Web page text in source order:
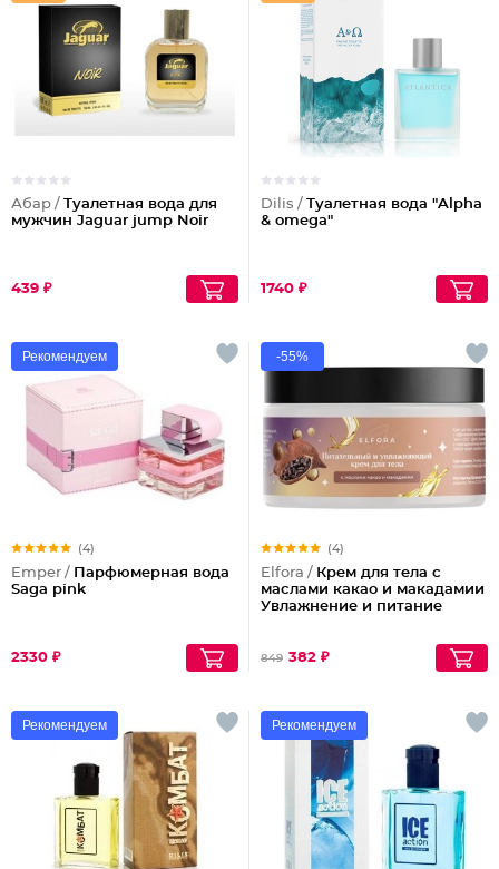
Абар / Туалетная вода для
мужчин Jaguar jump Noir
439 ₽
Dilis / Туалетная вода "Alpha
& omega"
1740 ₽
Рекомендуем
(4)
Emper / Парфюмерная вода
Saga pink
2330 ₽
-55%
(4)
Elfora / Крем для тела с
маслами какао и макадамии
Увлажнение и питание
849 382 ₽
Рекомендуем Рекомендуем